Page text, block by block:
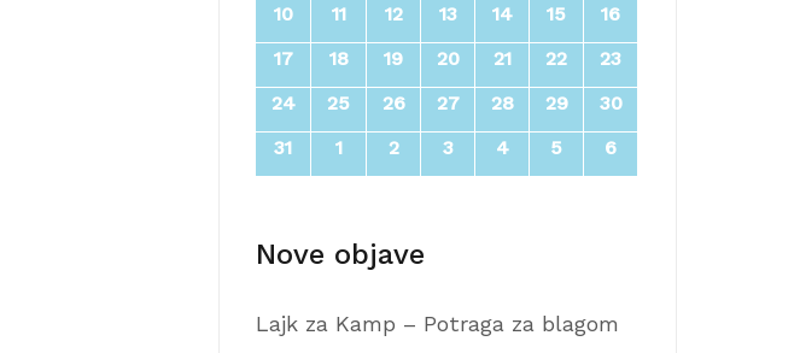
10
11 12 13 14 15
16
17
18 19 20 21 22
23
24
25 26 27 28 29
30
31
1 2 3 4 5 6
Nove objave
Lajk za Kamp – Potraga za blagom